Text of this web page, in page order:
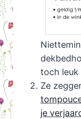
toch leuk
Ze
je